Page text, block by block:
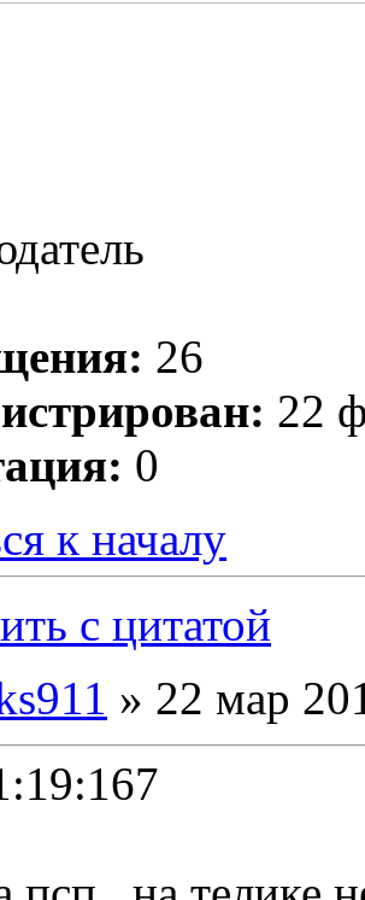
26
22
0
к началу
с цитатой
» 22 мар